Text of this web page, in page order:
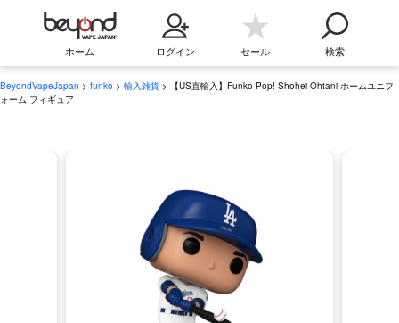
ホーム ログイン セール 検索
BeyondVapeJapan > funko > 輸入雑貨 > 【US直輸入】Funko Pop! Shohei Ohtani ホームユニフ
ォーム フィギュア